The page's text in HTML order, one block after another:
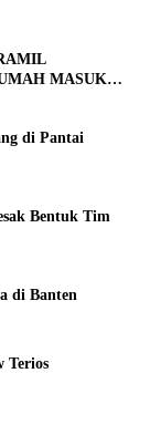
MASUK
di Pantai
Bentuk Tim
di Banten
Terios